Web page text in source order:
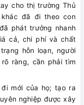
cho thị trường Thủ
đã đi theo con
phát trưởng nhanh
cả, chi phí và chất
hỗn loạn, người
ràng, cần phải tìm
mới của họ; tạo ra
nghiệp được xây